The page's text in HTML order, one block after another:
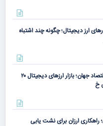
ارز دیجیتال؛ چگونه چند اشتباه
پشت پرده آینده اقتصاد جهان؛ بازار ارزهای دیجیتال ۲۰
خ
ارزان برای نشت یابی